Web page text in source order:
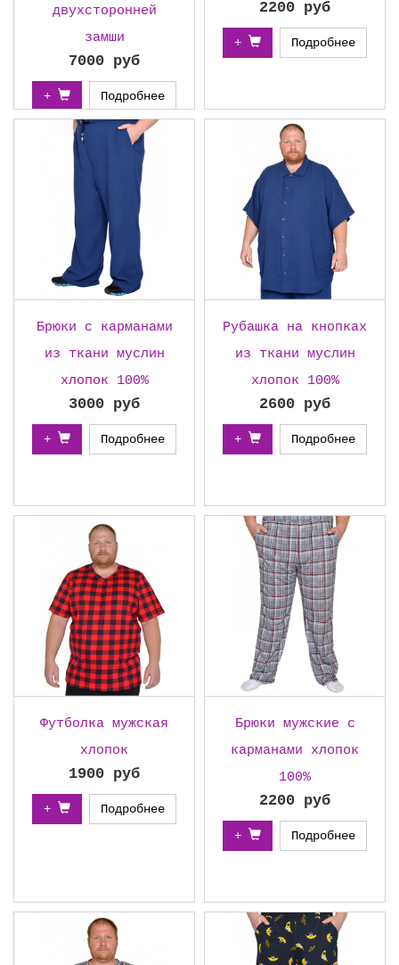
двухсторонней
замши
7000 руб
+ Подробнее
2200 руб
+ Подробнее
Брюки с карманами
из ткани муслин
хлопок 100%
3000 руб
+ Подробнее
Рубашка на кнопках
из ткани муслин
хлопок 100%
2600 руб
+ Подробнее
Футболка мужская
хлопок
1900 руб
+ Подробнее
Брюки мужские с
карманами хлопок
100%
2200 руб
+ Подробнее